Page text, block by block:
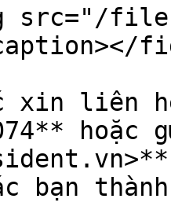
src="/
xin liên